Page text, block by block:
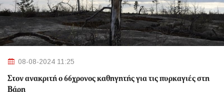
08-08-2024 11:25
Στον ανακριτή ο 66χρονος καθηγητής για τις πυρκαγιές στη
Βάρη